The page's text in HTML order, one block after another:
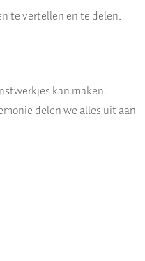
te vertellen en te delen.
kan maken.
delen we alles uit aan